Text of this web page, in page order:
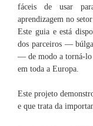
fáceis de usar
aprendizagem no
Este guia e está
dos parceiros —
— de modo a torná-lo
em toda a Europa.
Este projeto
e que trata da